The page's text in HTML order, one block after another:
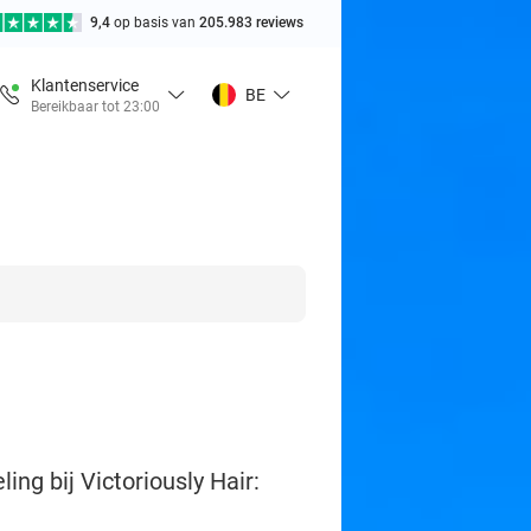
9,4 op basis van 205.983 reviews
Klantenservice
Bereikbaar tot 23:00
BE
bij Victoriously Hair: